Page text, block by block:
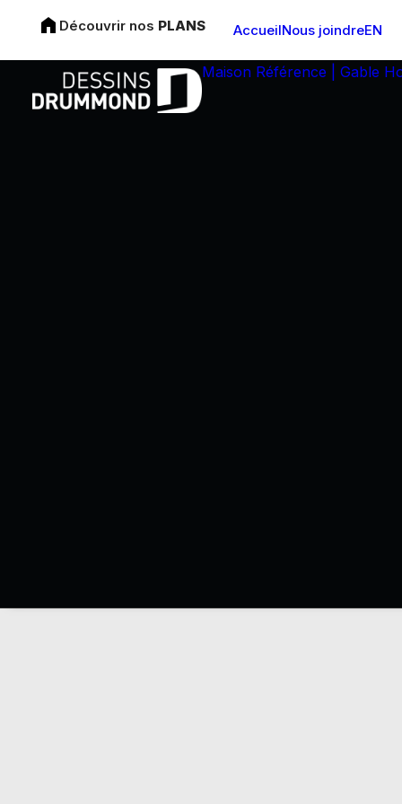
Découvrir nos PLANS AccueilNous joindreEN
Maison Référence | Gable